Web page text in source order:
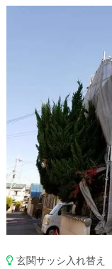
玄関サッシ入れ替え